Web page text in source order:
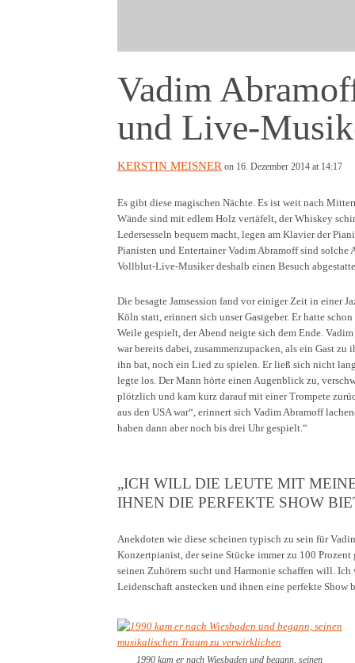
Vadim
und Live-
KERSTIN MEISNER on 16. Dezember 2014 at 14:17
Es gibt diese magischen Nächte. Es ist weit nach
Wände sind mit edlem Holz vertäfelt, der Whiskey
Ledersesseln bequem macht, legen am Klavier der
Pianisten und Entertainer Vadim Abramoff sind
Vollblut-Live-Musiker deshalb einen Besuch
Die besagte Jamsession fand vor einiger Zeit in einer
Köln statt, erinnert sich unser Gastgeber. Er hatte schon
Weile gespielt, der Abend neigte sich dem Ende.
war bereits dabei, zusammenzupacken, als ein Gast zu
ihn bat, noch ein Lied zu spielen. Er ließ sich nicht
legte los. Der Mann hörte einen Augenblick zu,
plötzlich und kam kurz darauf mit einer Trompete
aus den USA war“, erinnert sich Vadim Abramoff
haben dann aber noch bis drei Uhr gespielt.“
„ICH WILL DIE LEUTE MIT
IHNEN DIE PERFEKTE SHOW
Anekdoten wie diese scheinen typisch zu sein für
Konzertpianist, der seine Stücke immer zu 100
seinen Zuhörern sucht und Harmonie schaffen will.
Leidenschaft anstecken und ihnen eine perfekte Show
1990 kam er nach Wiesbaden und begann, seinen